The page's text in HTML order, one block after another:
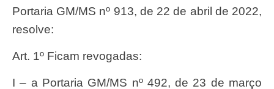
Portaria GM/MS nº 913, de 22 de abril de 2022,
resolve:
Art. 1º Ficam revogadas:
I – a Portaria GM/MS nº 492, de 23 de março